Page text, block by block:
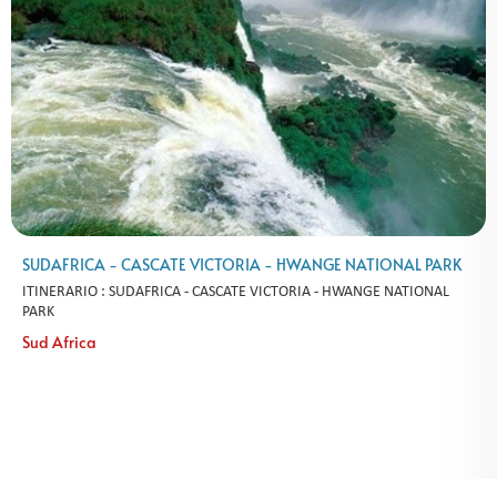
SUDAFRICA - CASCATE VICTORIA - HWANGE NATIONAL PARK
ITINERARIO : SUDAFRICA - CASCATE VICTORIA - HWANGE NATIONAL
PARK
Sud Africa